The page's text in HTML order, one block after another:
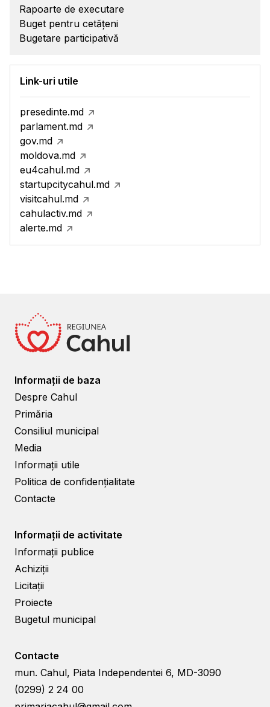
Rapoarte de executare
Buget pentru cetățeni
Bugetare participativă
Link-uri utile
presedinte.md
parlament.md
gov.md
moldova.md
eu4cahul.md
startupcitycahul.md
visitcahul.md
cahulactiv.md
alerte.md
Informații de baza
Despre Cahul
Primăria
Consiliul municipal
Media
Informații utile
Politica de confidențialitate
Contacte
Informații de activitate
Informații publice
Achiziții
Licitații
Proiecte
Bugetul municipal
Contacte
mun. Cahul, Piata Independentei 6, MD-3090
(0299) 2 24 00